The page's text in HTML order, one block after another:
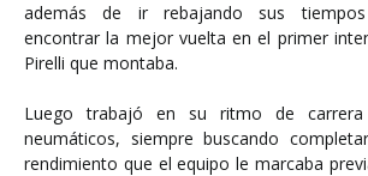
además de ir rebajando sus tiempos
encontrar la mejor vuelta en el primer
Pirelli que montaba.
Luego trabajó en su ritmo de
neumáticos, siempre buscando
rendimiento que el equipo le marcaba